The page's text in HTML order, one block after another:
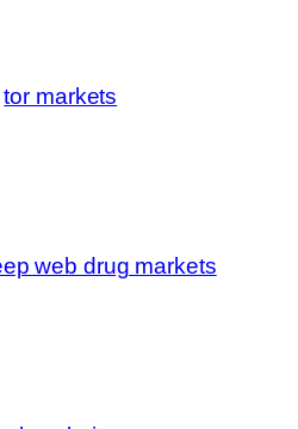
tor markets
web drug markets